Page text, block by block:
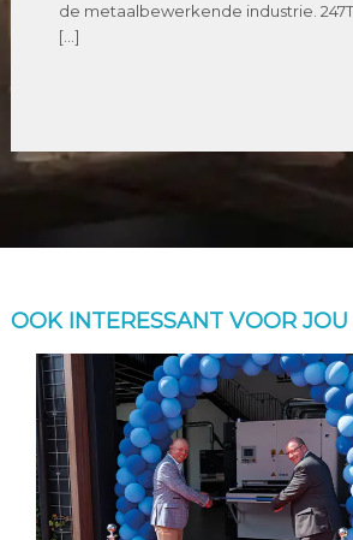
de metaalbewerkende industrie.
[…]
OOK INTERESSANT VOOR JOU